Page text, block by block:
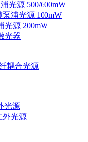
光源 500/600mW
泵浦光源 100mW
光源 200mW
光器
耦合光源
光源
外光源